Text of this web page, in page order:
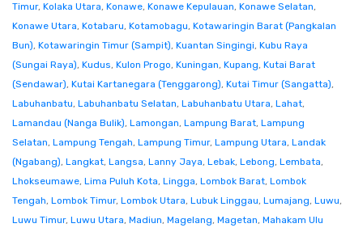
Timur, Kolaka Utara, Konawe, Konawe Kepulauan, Konawe Selatan,
Konawe Utara, Kotabaru, Kotamobagu, Kotawaringin Barat (Pangkalan
Bun), Kotawaringin Timur (Sampit), Kuantan Singingi, Kubu Raya
(Sungai Raya), Kudus, Kulon Progo, Kuningan, Kupang, Kutai Barat
(Sendawar), Kutai Kartanegara (Tenggarong), Kutai Timur (Sangatta),
Labuhanbatu, Labuhanbatu Selatan, Labuhanbatu Utara, Lahat,
Lamandau (Nanga Bulik), Lamongan, Lampung Barat, Lampung
Selatan, Lampung Tengah, Lampung Timur, Lampung Utara, Landak
(Ngabang), Langkat, Langsa, Lanny Jaya, Lebak, Lebong, Lembata,
Lhokseumawe, Lima Puluh Kota, Lingga, Lombok Barat, Lombok
Tengah, Lombok Timur, Lombok Utara, Lubuk Linggau, Lumajang, Luwu,
Luwu Timur, Luwu Utara, Madiun, Magelang, Magetan, Mahakam Ulu